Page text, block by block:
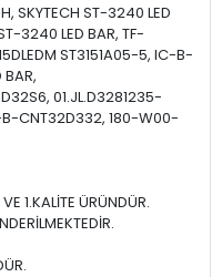
SKYTECH ST-3240 LED
3240 LED BAR, TF-
ST3151A05-5, IC-B-
01.JL.D3281235-
B-CNT32D332, 180-W00-
1.KALİTE ÜRÜNDÜR.